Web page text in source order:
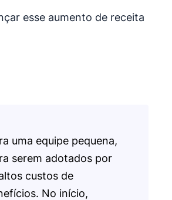
esse aumento de receita
uma equipe pequena,
serem adotados por
custos de
No início,